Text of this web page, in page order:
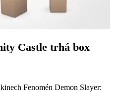
Castle trhá box
Fenomén Demon Slayer: